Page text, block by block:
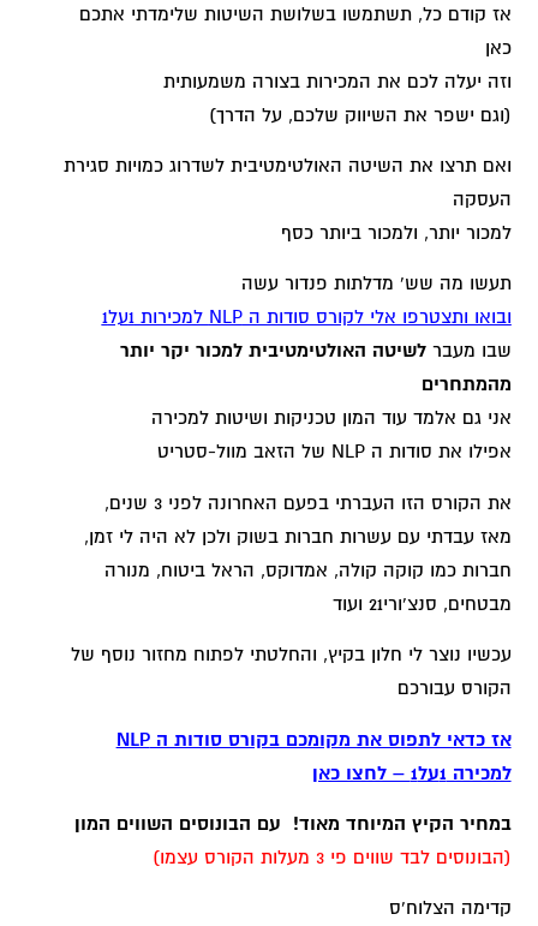
אז קודם כל, תשתמשו בשלושת השיטות שלימדתי אתכם
כאן
וזה יעלה לכם את המכירות בצורה משמעותית
(וגם ישפר את השיווק שלכם, על הדרך)
ואם תרצו את השיטה האולטימטיבית לשדרוג כמויות סגירת
העסקה
למכור יותר, ולמכור ביותר כסף
תעשו מה שש' מדלתות פנדור עשה
ובואו ותצטרפו אלי לקורס סודות ה NLP למכירות 1על1
שבו מעברלשיטה האולטימטיבית למכור יקר יותר
מהמתחרים
אני גם אלמד עוד המון טכניקות ושיטות למכירה
אפילו את סודות ה NLP של הזאב מוול-סטריט
את הקורס הזו העברתי בפעם האחרונה לפני 3 שנים,
מאז עבדתי עם עשרות חברות בשוק ולכן לא היה לי זמן,
חברות כמו קוקה קולה, אמדוקס, הראל ביטוח, מנורה
מבטחים, סנצ'ורי21 ועוד
עכשיו נוצר לי חלון בקיץ, והחלטתי לפתוח מחזור נוסף של
הקורס עבורכם
אז כדאי לתפוס את מקומכם בקורס סודות ה NLP
למכירה 1על1 – לחצו כאן
במחיר הקיץ המיוחד מאוד! עם הבונוסים השווים המון
(הבונוסים לבד שווים פי 3 מעלות הקורס עצמו)
קדימה הצלוח'ס